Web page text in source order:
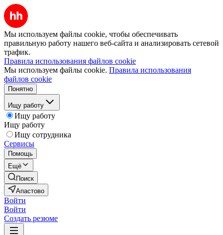
Мы используем файлы cookie, чтобы обеспечивать
правильную работу нашего веб-сайта и анализировать сетевой
трафик.
Правила использования файлов cookie
Мы используем файлы cookie. Правила использования
файлов cookie
Понятно
Ищу работу
Ищу работу
Ищу работу
Ищу сотрудника
Сервисы
Помощь
Ещё
Поиск
Апастово
Войти
Войти
Создать резюме